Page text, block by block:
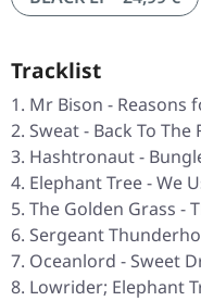
Tracklist
Mr Bison - Reasons
Sweat - Back To The
Hashtronaut -
Elephant Tree - We
The Golden Grass -
Sergeant
Oceanlord - Sweet
Lowrider; Elephant